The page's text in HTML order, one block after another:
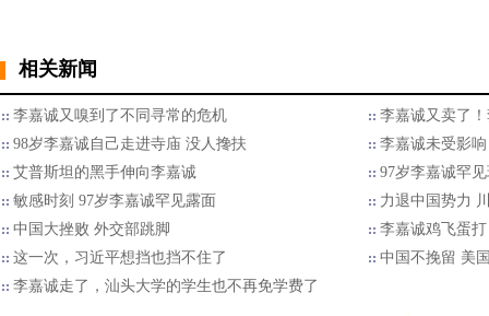
相关新闻
​李嘉诚又嗅到了不同寻常的危机
李嘉诚又卖了
98岁李嘉诚自己走进寺庙 没人搀扶
李嘉诚未受影
艾普斯坦的黑手伸向李嘉诚
97岁李嘉诚罕
敏感时刻 97岁李嘉诚罕见露面
力退中国势力
中国大挫败 外交部跳脚
李嘉诚鸡飞蛋
这一次，习近平想挡也挡不住了
中国不挽留 美
李嘉诚走了，汕头大学的学生也不再免学费了